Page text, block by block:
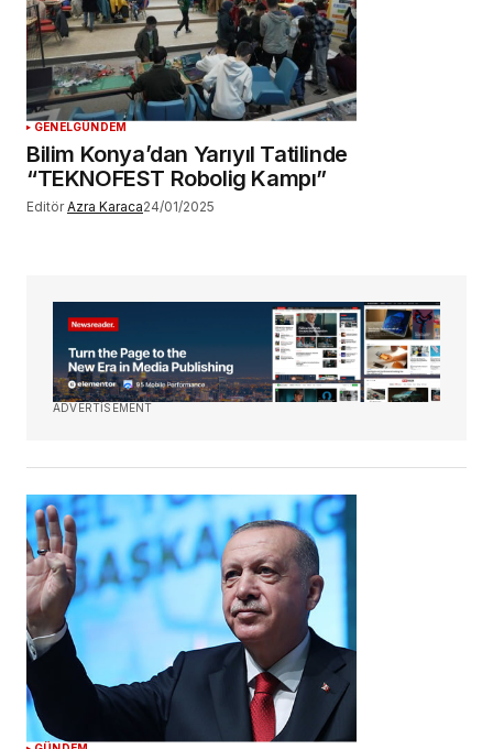
GENELGÜNDEM
Bilim Konya’dan Yarıyıl Tatilinde
“TEKNOFEST Robolig Kampı”
Editör Azra Karaca24/01/2025
ADVERTISEMENT